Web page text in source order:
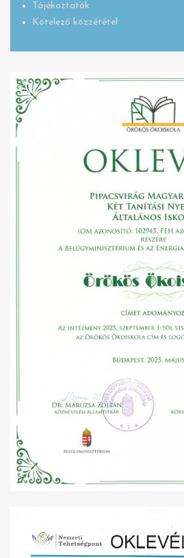
Tájékoztatók
Kötelező közzététel